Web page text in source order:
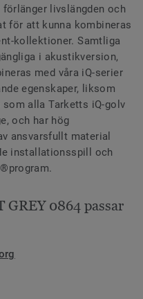
livslängden och
för att kunna kombineras
kollektioner. Samtliga
i akustikversion,
med våra iQ-serier
egenskaper, liksom
alla Tarketts iQ-golv
och har hög
ansvarsfullt material
installationsspill och
0864 passar